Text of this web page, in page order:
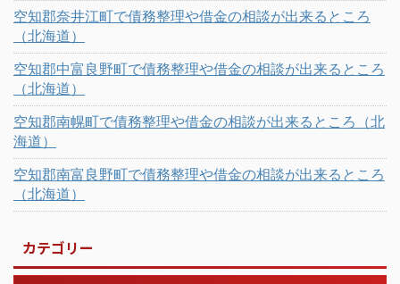
空知郡奈井江町で債務整理や借金の相談が出来るところ
（北海道）
空知郡中富良野町で債務整理や借金の相談が出来るところ
（北海道）
空知郡南幌町で債務整理や借金の相談が出来るところ（北
海道）
空知郡南富良野町で債務整理や借金の相談が出来るところ
（北海道）
カテゴリー